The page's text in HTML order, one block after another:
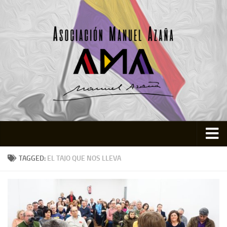
Inicio
Quienes somos
Actividades
TAGGED: EL TAJO QUE NOS LLEVA